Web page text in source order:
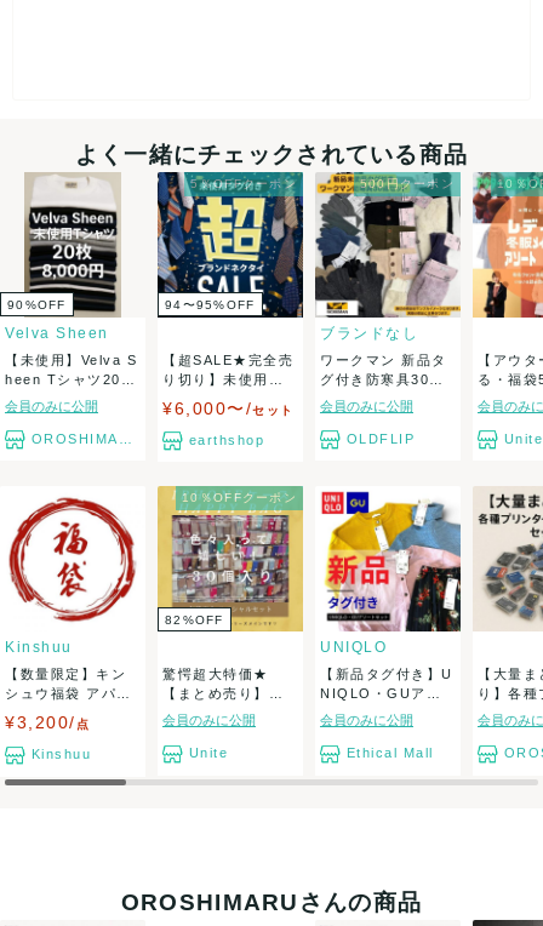
よく一緒にチェックされている商品
90%OFF
Velva Sheen
【未使用】Velva S
heen Tシャツ20枚
セ...
会員のみに公開
OROSHIMARU
5％OFFクーポン
94〜95%OFF
【超SALE★完全売
り切り】未使用タ
¥6,000〜/セット
earthshop
500円クーポン
ブランドなし
ワークマン 新品タ
グ付き防寒具30〜9
0点アソート...
会員のみに公開
OLDFLIP
10％
【アウ
る・福袋
★箱】赤
の...
会員のみ
Unite
Kinshuu
【数量限定】キン
シュウ福袋 アパレ
ル服 5点セット...
¥3,200/ 点
Kinshuu
10％OFFクーポン
82 %OFF
驚愕超大特価★
【まとめ売り】
【即納・国内在
会員のみに公開
Unite
UNIQLO
【新品タグ付き】U
NIQLO・GUアソ
ートセット(...
会員のみに公開
Ethical Mall
【大量
り】各種
ーイン
会員のみ
OROSHIMARUさんの商品